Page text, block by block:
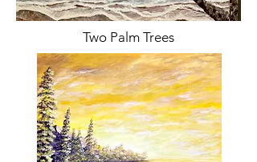
Two Palm Trees